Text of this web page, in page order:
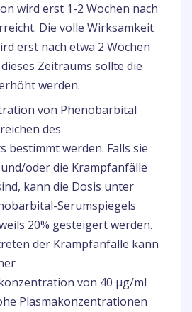
wird erst 1-2 Wochen nach
Die volle Wirksamkeit
erst nach etwa 2 Wochen
Zeitraums sollte die
werden.
von Phenobarbital
des
bestimmt werden. Falls sie
oder die Krampfanfälle
kann die Dosis unter
Serumspiegels
20% gesteigert werden.
der Krampfanfälle kann
von 40 μg/ml
Plasmakonzentrationen